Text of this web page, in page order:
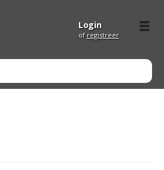
Login
of registreer